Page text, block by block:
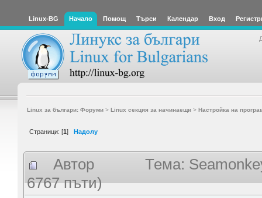
Linux-BG Начало Помощ Търси Календар Вход
Linux за българи: Форуми> Linux секция за начинаещи> Настройка на
Страници: [1] Надолу
Автор
Тема:
6767 пъти)